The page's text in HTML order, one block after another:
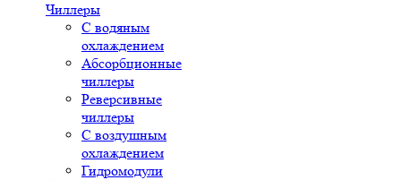
Чиллеры
С водяным
охлаждением
Абсорбционные
чиллеры
Реверсивные
чиллеры
С воздушным
охлаждением
Гидромодули